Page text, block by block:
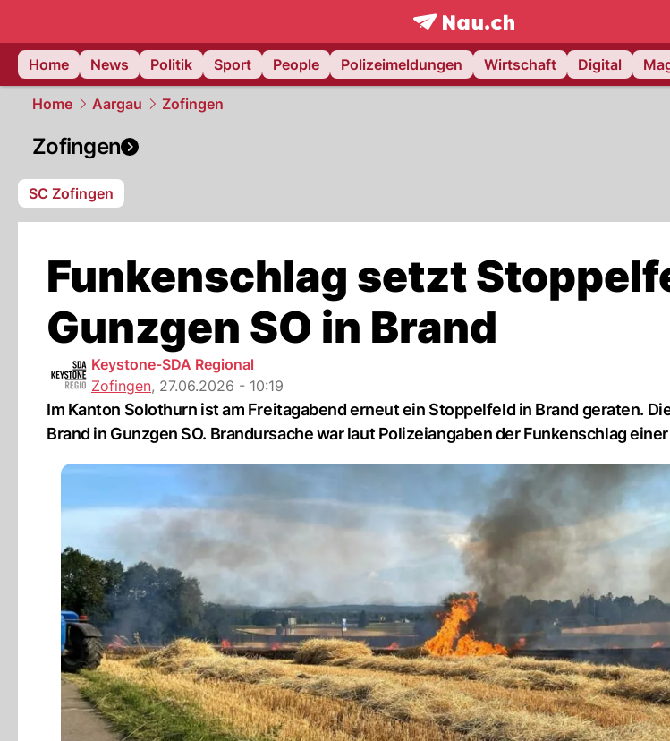
frontpage.NAU.ch
Home
News Politik Sport People Polizeimeldungen Wirtschaft Digital
Home Aargau Zofingen
Zofingen
SC Zofingen
Funkenschlag setzt
Gunzgen SO in Brand
Keystone-SDA Regional
Zofingen, 27.06.2026 - 10:19
Im Kanton Solothurn ist am Freitagabend erneut ein Stoppelfeld in Brand geraten.
Brand in Gunzgen SO. Brandursache war laut Polizeiangaben der Funkenschlag